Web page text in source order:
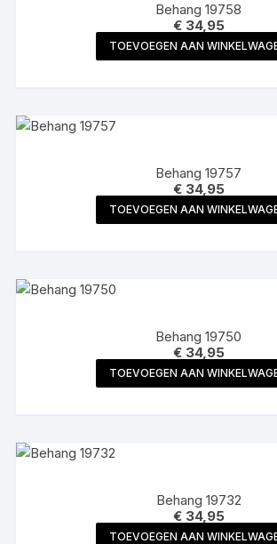
Behang 19758
€34,95
TOEVOEGEN AAN
Behang 19757
€34,95
TOEVOEGEN AAN
Behang 19750
€34,95
TOEVOEGEN AAN
Behang 19732
€34,95
TOEVOEGEN AAN